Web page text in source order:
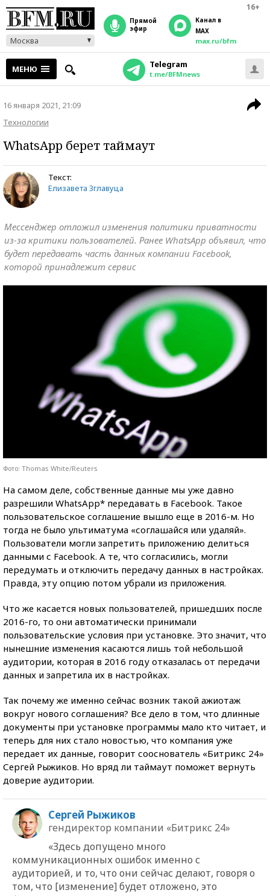
16+
Москва
прямой
эфир
Канал в
MAX
max.ru/bfm
МЕНЮ Telegram
t.me/BFMnews
16 января 2021, 21:09
Технологии
WhatsApp берет таймаут
Текст:
Елизавета Зглавуца
Мессенджер отложил изменения политики приватности
из-за критики пользователей. Ранее WhatsApp объявил, что
будет передавать часть данных компании Facebook,
которой принадлежит сервис
Фото: Thomas White/Reuters
На самом деле, собственные данные мы уже давно
разрешили WhatsApp* передавать в Facebook. Такое
пользовательское соглашение вышло еще в 2016-м. Но
тогда не было ультиматума «соглашайся или удаляй».
Пользователи могли запретить приложению делиться
данными с Facebook. А те, что согласились, могли
передумать и отключить передачу данных в настройках.
Правда, эту опцию потом убрали из приложения.
Что же касается новых пользователей, пришедших после
2016-го, то они автоматически принимали
пользовательские условия при установке. Это значит, что
нынешние изменения касаются лишь той небольшой
аудитории, которая в 2016 году отказалась от передачи
данных и запретила их в настройках.
Так почему же именно сейчас возник такой ажиотаж
вокруг нового соглашения? Все дело в том, что длинные
документы при установке программы мало кто читает, и
теперь для них стало новостью, что компания уже
передает их данные, говорит сооснователь «Битрикс 24»
Сергей Рыжиков. Но вряд ли таймаут поможет вернуть
доверие аудитории.
Сергей Рыжиков
гендиректор компании «Битрикс 24»
«Здесь допущено много
коммуникационных ошибок именно с
аудиторией, и то, что они сейчас делают, говоря о
том, что [изменение] будет отложено, это